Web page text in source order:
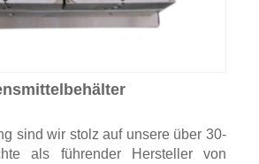
sind wir stolz auf unsere über 30-
als führender Hersteller von